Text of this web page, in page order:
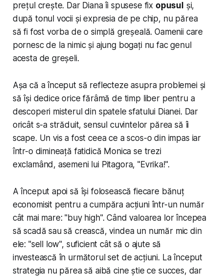
prețul crește. Dar Diana îi spusese fix opusul și,
după tonul vocii și expresia de pe chip, nu părea
să fi fost vorba de o simplă greșeală. Oamenii care
pornesc de la nimic și ajung bogați nu fac genul
acesta de greșeli.
Așa că a început să reflecteze asupra problemei și
să își dedice orice fărâmă de timp liber pentru a
descoperi misterul din spatele sfatului Dianei. Dar
oricât s-a străduit, sensul cuvintelor părea să îi
scape. Un vis a fost ceea ce a scos-o din impas iar
într-o dimineață fatidică Monica se trezi
exclamând, asemeni lui Pitagora, "Evrika!".
A început apoi să își folosească fiecare bănuț
economisit pentru a cumpăra acțiuni într-un număr
cât mai mare: "buy high". Când valoarea lor începea
să scadă sau să crească, vindea un număr mic din
ele: "sell low", suficient cât să o ajute să
investească în următorul set de acțiuni. La început
strategia nu părea să aibă cine știe ce succes, dar